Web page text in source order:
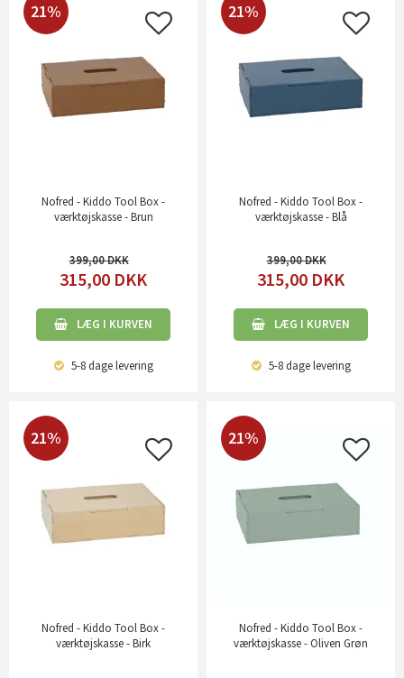
21%
Nofred - Kiddo Tool Box -
værktøjskasse - Brun
399,00
315,00 DKK
LÆG I KURVEN
5-8 dagelevering
21%
Nofred - Kiddo Tool Box -
værktøjskasse - Blå
399,00
315,00 DKK
LÆG I KURVEN
5-8 dagelevering
21%
Nofred - Kiddo Tool Box -
værktøjskasse - Birk
21%
Nofred - Kiddo Tool Box -
værktøjskasse - Oliven Grøn